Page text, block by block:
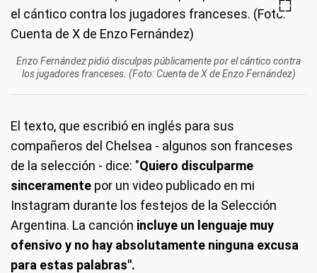
Enzo Fernández pidió disculpas públicamente por el cántico contra
los jugadores franceses. (Foto: Cuenta de X de Enzo Fernández)
El texto, que escribió en inglés para sus
compañeros del Chelsea - algunos son franceses
de la selección - dice: "Quiero disculparme
sinceramente por un video publicado en mi
Instagram durante los festejos de la Selección
Argentina. La canción incluye un lenguaje muy
ofensivo y no hay absolutamente ninguna excusa
para estas palabras".